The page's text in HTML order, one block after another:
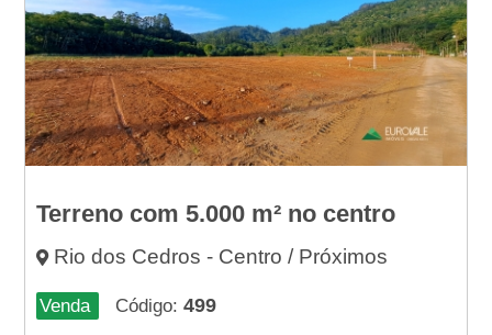
Terreno com 5.000 m² no centro
Rio dos Cedros - Centro / Próximos
Venda Código: 499